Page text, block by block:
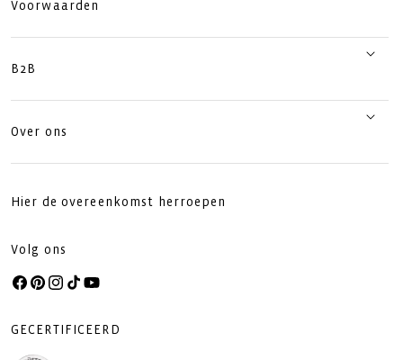
Voorwaarden
B2B
Over ons
Hier de overeenkomst herroepen
Volg ons
Facebook
Pinterest
Instagram
TikTokYouTube
GECERTIFICEERD